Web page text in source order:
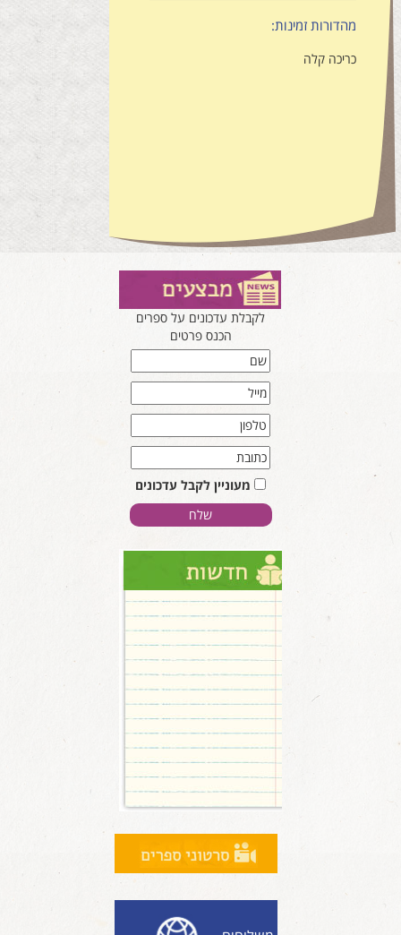
מהדורות זמינות:
כריכה קלה
לקבלת עדכונים על ספרים
הכנס פרטים
מעוניין לקבל עדכונים